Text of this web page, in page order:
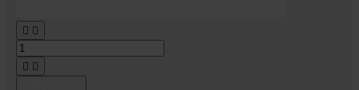
 
 